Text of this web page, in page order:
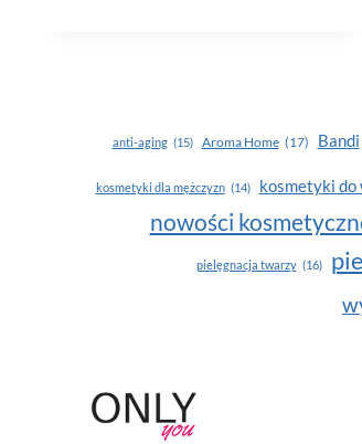
anti-aging (15) Aroma Home (17) Bandi
kosmetyki dla mężczyzn (14) kosmetyki do
nowości
pielęgnacja twarzy (16)